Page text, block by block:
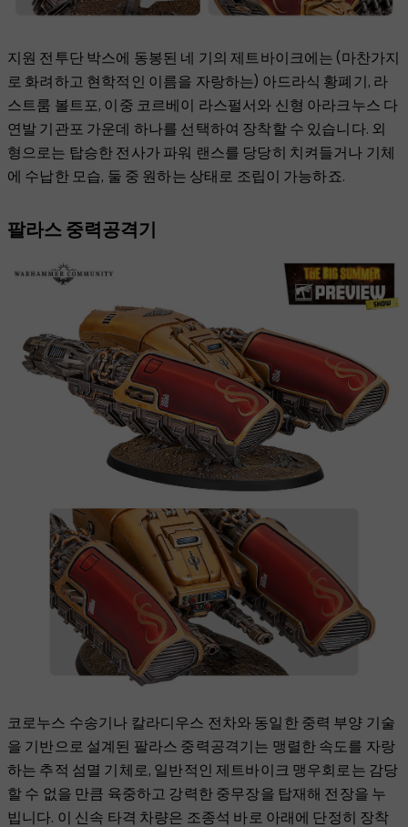
지원 전투단 박스에 동봉된 네 기의 제트바이크에는 (마찬가지
로 화려하고 현학적인 이름을 자랑하는) 아드라식 황폐기, 라
스트룸 볼트포, 이중 코르베이 라스펄서와 신형 아라크누스 다
연발 기관포 가운데 하나를 선택하여 장착할 수 있습니다. 외
형으로는 탑승한 전사가 파워 랜스를 당당히 치켜들거나 기체
에 수납한 모습, 둘 중 원하는 상태로 조립이 가능하죠.
팔라스 중력공격기
코로누스 수송기나 칼라디우스 전차와 동일한 중력 부양 기술
을 기반으로 설계된 팔라스 중력공격기는 맹렬한 속도를 자랑
하는 추적 섬멸 기체로, 일반적인 제트바이크 맹우회로는 감당
할 수 없을 만큼 육중하고 강력한 중무장을 탑재해 전장을 누
빕니다. 이 신속 타격 차량은 조종석 바로 아래에 단정히 장착